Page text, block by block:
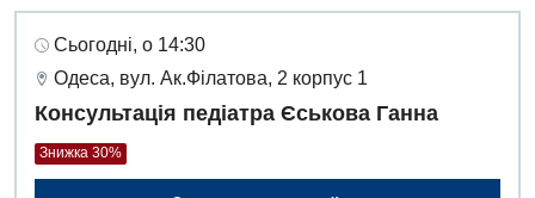
Нейросонографія
Рентгенографія
УЗД
Для дорослих
Ендоскопічне відділення
Онкологічне відділлення
Офтальмологічне відділення
Педіатричне відділення
Національний скринінг здоров’я 40+
Українська
Російська
Сьогодні, о 14:30
Одеса, вул. Ак.Філатова, 2 корпус 1
Консультація педіатра Єськова Ганна
Знижка 30%